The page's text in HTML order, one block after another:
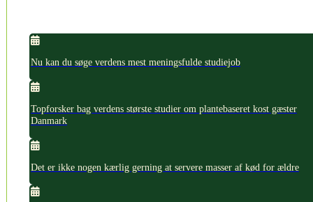
Nu kan du søge verdens mest meningsfulde studiejob
Topforsker bag verdens største studier om plantebaseret kost gæster
Danmark
Det er ikke nogen kærlig gerning at servere masser af kød for ældre